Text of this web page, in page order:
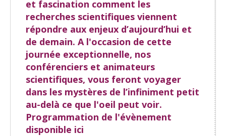
et fascination comment les
recherches scientifiques viennent
répondre aux enjeux d’aujourd’hui et
de demain. A l'occasion de cette
journée exceptionnelle, nos
conférenciers et animateurs
scientifiques, vous feront voyager
dans les mystères de l’infiniment petit
au-delà ce que l'oeil peut voir.
Programmation de l'évènement
disponible ici